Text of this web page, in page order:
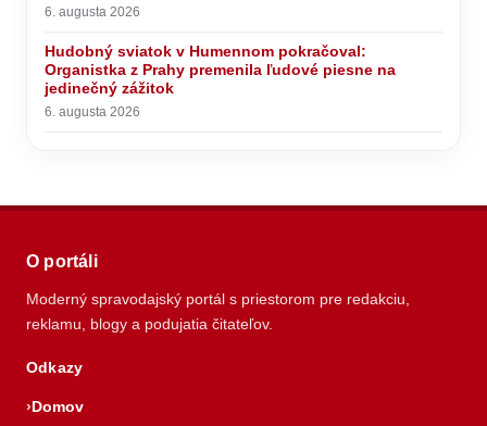
6. augusta 2026
Hudobný sviatok v Humennom pokračoval:
Organistka z Prahy premenila ľudové piesne na
jedinečný zážitok
6. augusta 2026
O portáli
Moderný spravodajský portál s priestorom pre redakciu,
reklamu, blogy a podujatia čitateľov.
Odkazy
Domov